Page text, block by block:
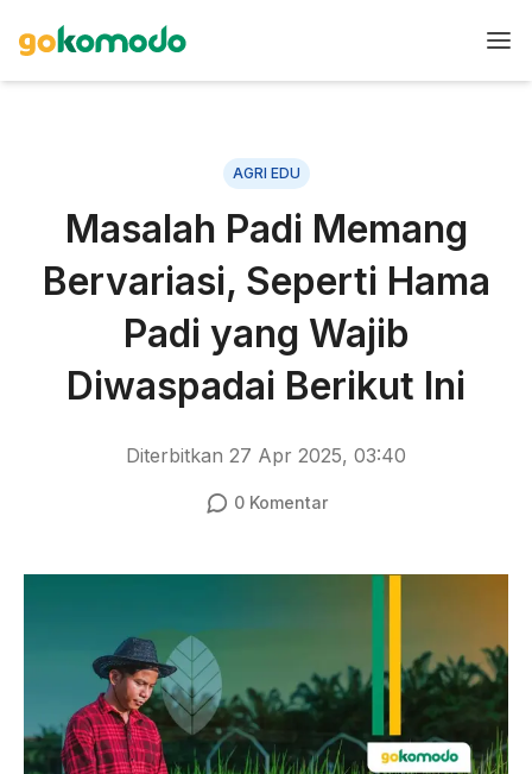
AGRI EDU
Masalah Padi Memang
Bervariasi, Seperti Hama
Padi yang Wajib
Diwaspadai Berikut Ini
Diterbitkan 27 Apr 2025, 03:40
0Komentar